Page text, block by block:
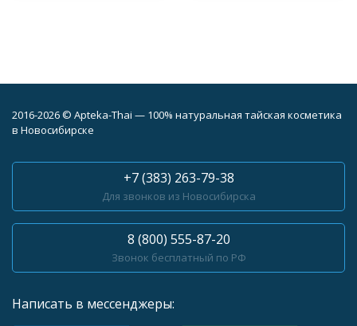
2016-2026 © Apteka-Thai — 100% натуральная тайская косметика
в Новосибирске
+7 (383) 263-79-38
Для звонков из Новосибирска
8 (800) 555-87-20
Звонок бесплатный по РФ
Написать в мессенджеры: